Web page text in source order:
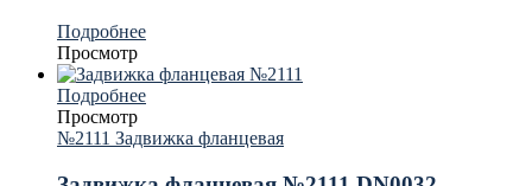
Подробнее
Просмотр
Подробнее
Просмотр
№2111 Задвижка фланцевая